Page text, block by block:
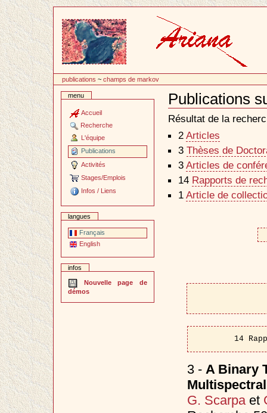
contenu
publications ~champs de markov
menu
Accueil
Recherche
L'équipe
Publications
Activités
Stages/Emplois
Infos / Liens
langues
Français
English
infos
Nouvelle page de
démos
Publications
Document
Actions
Résultat de la
2 Articles
3 Thèses de
3 Articles de
14 Rapports de
1 Article de
14
3 - A Binary
G. Scarpaet